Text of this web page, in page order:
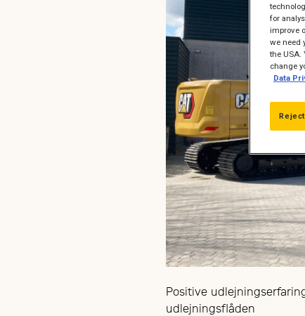
Positive
udlejningsflåden
for
improve
we need
the USA.
change
Data